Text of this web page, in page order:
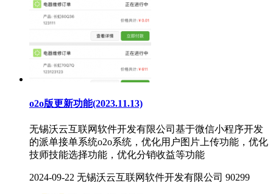
o2o版更新功能(2023.11.13)
无锡沃云互联网软件开发有限公司基于微信小程序开发
的派单接单系统o2o系统，优化用户图片上传功能，优化
技师技能选择功能，优化分销收益等功能
2024-09-22 无锡沃云互联网软件开发有限公司 90299